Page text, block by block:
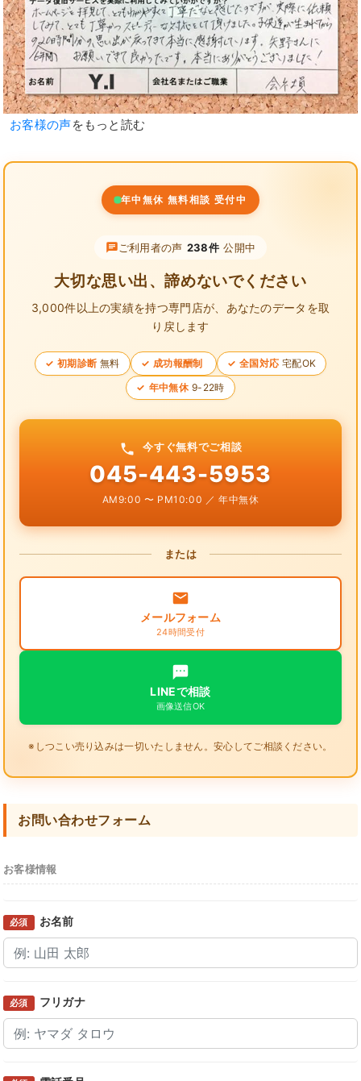
お客様の声をもっと読む
年中無休 無料相談 受付中
ご利用者の声 238件 公開中
大切な思い出、諦めないでください
3,000件以上の実績を持つ専門店が、 あなたのデータを取
り戻します
初期診断 無料 成功報酬制 全国対応 宅配OK
年中無休 9-22時
今すぐ無料でご相談
045-443-5953
AM9:00 〜 PM10:00 ／ 年中無休
または
メールフォーム
24時間受付
LINEで相談
画像送信OK
※しつこい売り込みは一切いたしません。安心してご相談ください。
お問い合わせフォーム
お客様情報
必須 お名前
必須 フリガナ